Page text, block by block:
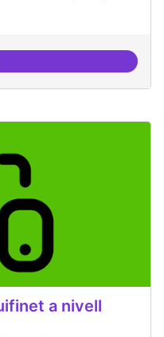
equilibrada entre
a nivell